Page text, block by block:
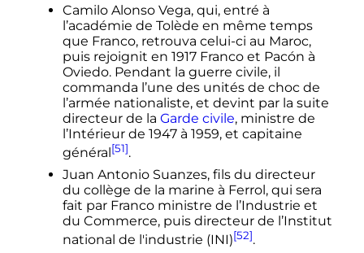
Camilo Alonso Vega, qui, entré à
l’académie de Tolède en même temps
que Franco, retrouva celui-ci au Maroc,
puis rejoignit en 1917 Franco et Pacón à
Oviedo. Pendant la guerre civile, il
commanda l’une des unités de choc de
l’armée nationaliste, et devint par la suite
directeur de la Garde civile, ministre de
l’Intérieur de 1947 à 1959, et capitaine
général [51].
Juan Antonio Suanzes, fils du directeur
du collège de la marine à Ferrol, qui sera
fait par Franco ministre de l’Industrie et
du Commerce, puis directeur de l’Institut
national de l'industrie (INI)[52].